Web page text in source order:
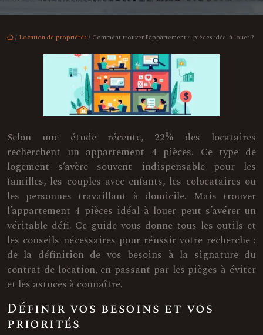
/ Location de propriétés / Comment trouver l’appartement 4 pièces idéal à louer ?
Selon une étude récente, 22% des locataires
recherchent un appartement 4 pièces. Ce type de
logement s’avère souvent indispensable pour les
familles, les couples avec enfants, les colocataires ou
les personnes travaillant à domicile. Mais trouver
l’appartement 4 pièces idéal à louer peut s’avérer un
véritable défi. Ce guide vous donne tous les outils et
les conseils nécessaires pour réussir votre recherche :
de la définition de vos besoins à la signature du
contrat de location, en passant par les pièges à éviter
et les astuces à connaître.
Définir vos besoins et vos
priorités